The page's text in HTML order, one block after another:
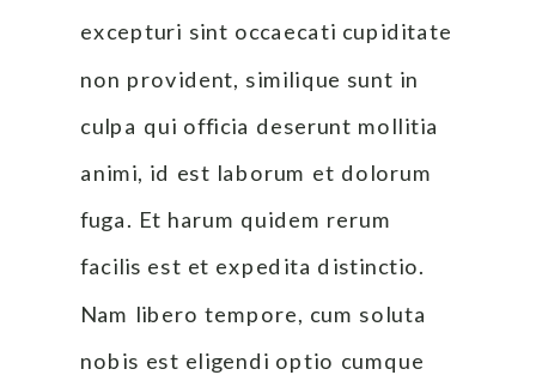
excepturi sint occaecati cupiditate
non provident, similique sunt in
culpa qui officia deserunt mollitia
animi, id est laborum et dolorum
fuga. Et harum quidem rerum
facilis est et expedita distinctio.
Nam libero tempore, cum soluta
nobis est eligendi optio cumque